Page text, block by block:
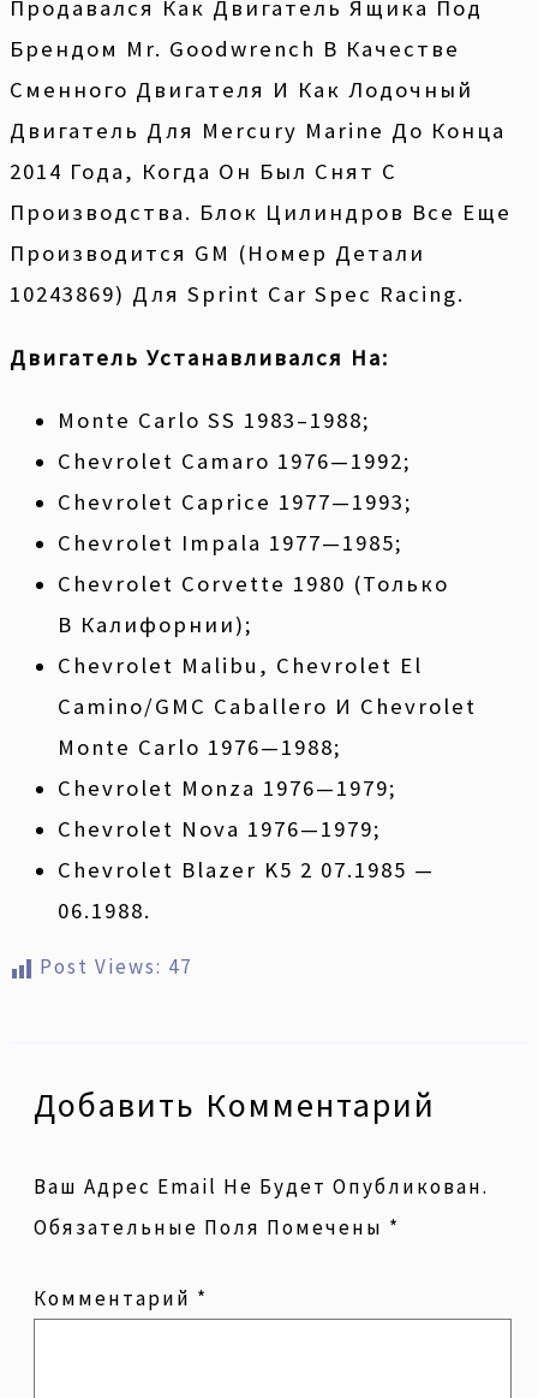
Продавался Как Двигатель Ящика Под
Брендом Mr. Goodwrench В Качестве
Сменного Двигателя И Как Лодочный
Двигатель Для Mercury Marine До Конца
2014 Года, Когда Он Был Снят С
Производства. Блок Цилиндров Все Еще
Производится GM (номер Детали
10243869) Для Sprint Car Spec Racing.
Двигатель Устанавливался На:
Monte Carlo SS 1983–1988;
Chevrolet Camaro 1976—1992;
Chevrolet Caprice 1977—1993;
Chevrolet Impala 1977—1985;
Chevrolet Corvette 1980 (только
В Калифорнии);
Chevrolet Malibu, Chevrolet El
Camino/GMC Caballero И Chevrolet
Monte Carlo 1976—1988;
Chevrolet Monza 1976—1979;
Chevrolet Nova 1976—1979;
Chevrolet Blazer K5 2 07.1985 —
06.1988.
Post Views: 47
Добавить Комментарий
Ваш Адрес Email Не Будет Опубликован.
Обязательные Поля Помечены *
Комментарий *